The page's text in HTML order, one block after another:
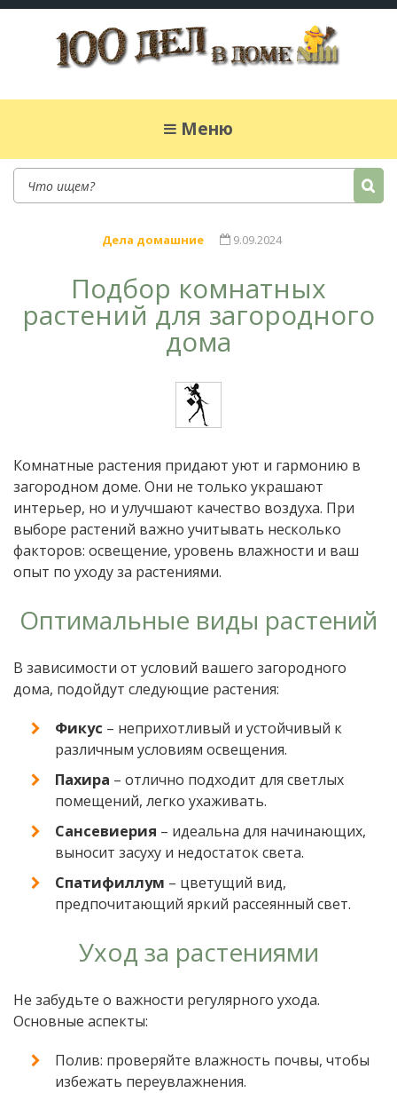
простые рецепты.Меню
Дела домашние 9.09.2024
Подбор комнатных
растений для загородного
дома
Комнатные растения придают уют и гармонию в
загородном доме. Они не только украшают
интерьер, но и улучшают качество воздуха. При
выборе растений важно учитывать несколько
факторов: освещение, уровень влажности и ваш
опыт по уходу за растениями.
Оптимальные виды растений
В зависимости от условий вашего загородного
дома, подойдут следующие растения:
Фикус – неприхотливый и устойчивый к
различным условиям освещения.
Пахира – отлично подходит для светлых
помещений, легко ухаживать.
Сансевиерия – идеальна для начинающих,
выносит засуху и недостаток света.
Спатифиллум – цветущий вид,
предпочитающий яркий рассеянный свет.
Уход за растениями
Не забудьте о важности регулярного ухода.
Основные аспекты:
Полив: проверяйте влажность почвы, чтобы
избежать переувлажнения.